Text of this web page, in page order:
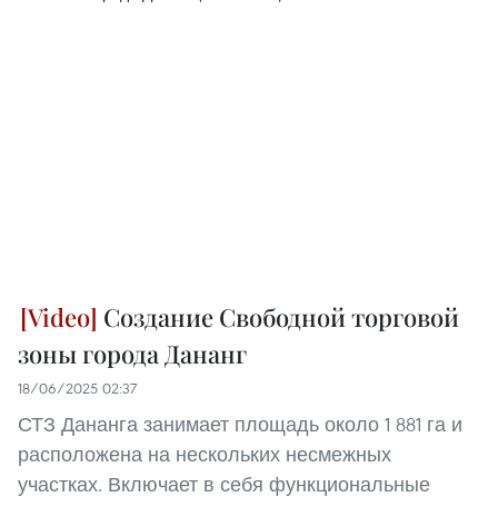
Создание Свободной торговой
зоны города Дананг
18/06/2025 02:37
СТЗ Дананга занимает площадь около 1 881 га и
расположена на нескольких несмежных
участках. Включает в себя функциональные